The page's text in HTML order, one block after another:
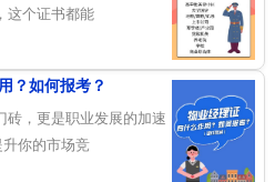
这个证书都能
？如何报考？
砖，更是职业发展的加速
你的市场竞